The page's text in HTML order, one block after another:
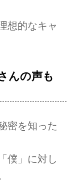
想的なキャ
んの声も
密を知った
僕」に対し